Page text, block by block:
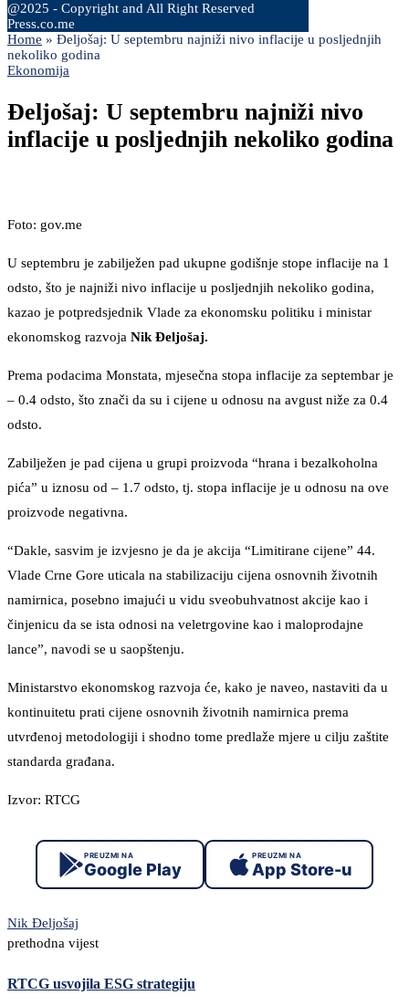
@2025 - Copyright and All Right Reserved
Press.co.me
Home » Đeljošaj: U septembru najniži nivo inflacije u posljednjih
nekoliko godina
Ekonomija
Đeljošaj: U septembru najniži nivo
inflacije u posljednjih nekoliko godina
Foto: gov.me
U septembru je zabilježen pad ukupne godišnje stope inflacije na 1
odsto, što je najniži nivo inflacije u posljednjih nekoliko godina,
kazao je potpredsjednik Vlade za ekonomsku politiku i ministar
ekonomskog razvoja Nik Đeljošaj.
Prema podacima Monstata, mjesečna stopa inflacije za septembar je
– 0.4 odsto, što znači da su i cijene u odnosu na avgust niže za 0.4
odsto.
Zabilježen je pad cijena u grupi proizvoda “hrana i bezalkoholna
pića” u iznosu od – 1.7 odsto, tj. stopa inflacije je u odnosu na ove
proizvode negativna.
“Dakle, sasvim je izvjesno je da je akcija “Limitirane cijene” 44.
Vlade Crne Gore uticala na stabilizaciju cijena osnovnih životnih
namirnica, posebno imajući u vidu sveobuhvatnost akcije kao i
činjenicu da se ista odnosi na veletrgovine kao i maloprodajne
lance”, navodi se u saopštenju.
Ministarstvo ekonomskog razvoja će, kako je naveo, nastaviti da u
kontinuitetu prati cijene osnovnih životnih namirnica prema
utvrđenoj metodologiji i shodno tome predlaže mjere u cilju zaštite
standarda građana.
Izvor: RTCG
PREUZMI NA
Google Play
PREUZMI NA
App Store-u
Nik Đeljošaj
prethodna vijest
RTCG usvojila ESG strategiju